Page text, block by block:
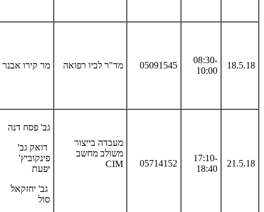
18.5.18
08:30-
10:00
05091545 מד"ר לביו רפואה מר קירו אבנר
21.5.18
17:10-
18:40
05714152
מעבדה בייצור
משולב מחשב
CIM
גב' פסח דנה
דואק גב'
פינקוביץ'
יפעת
גב' יחזקאל
סול